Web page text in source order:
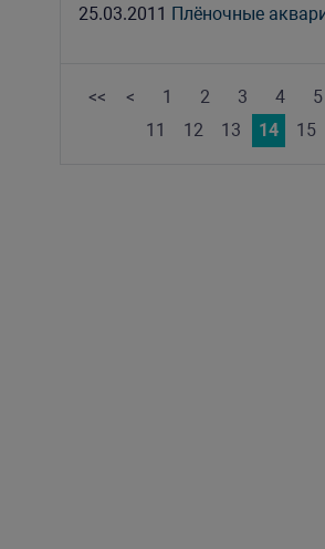
25.03.2011 Плёночные
<< < 1 2 3 4 5
11
12 13 14 15